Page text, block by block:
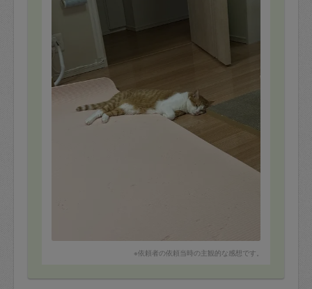
※依頼者の依頼当時の主観的な感想です。